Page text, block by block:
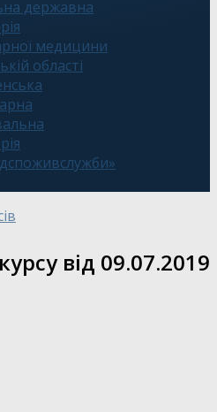
державна
медицини
області
від 09.07.2019